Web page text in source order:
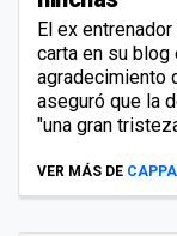
El ex
carta en su
agradecimiento
aseguró que la
"una gran
VER MÁS DE CAPPA